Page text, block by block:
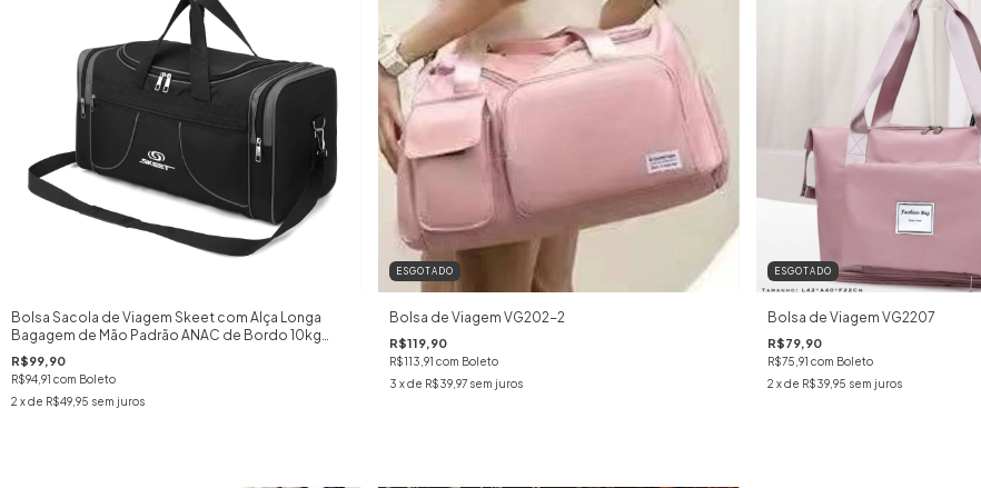
Bolsa Sacola de Viagem Skeet com Alça Longa
Bagagem de Mão Padrão ANAC de Bordo 10kg
Cruzeiro Malas
R$99,90
R$94,91 com Boleto
2 x de R$49,95 sem juros
ESGOTADO
Bolsa de Viagem VG202-2
R$119,90
R$113,91 com Boleto
3 x de R$39,97 sem juros
ESGOTADO
Bolsa de Viagem VG2207
R$79,90
R$75,91 com Boleto
2 x de R$39,95 sem juros